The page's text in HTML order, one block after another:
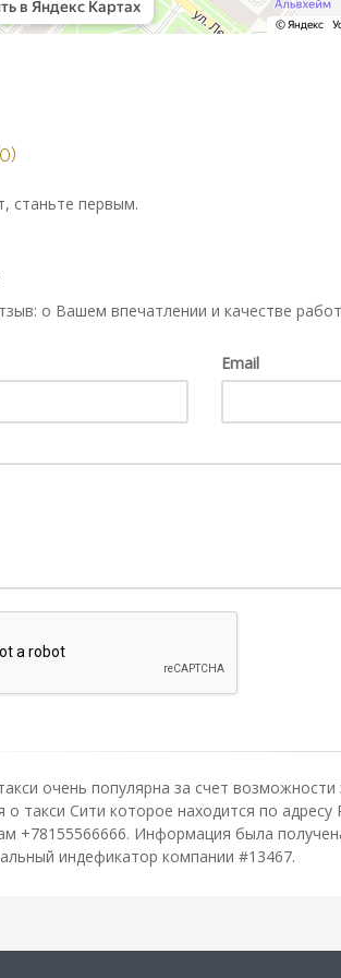
станьте первым.
о Вашем впечатлении и качестве
Email
очень популярна за счет
такси Сити которое находится по
+78155566666. Информация была
индефикатор компании #13467.